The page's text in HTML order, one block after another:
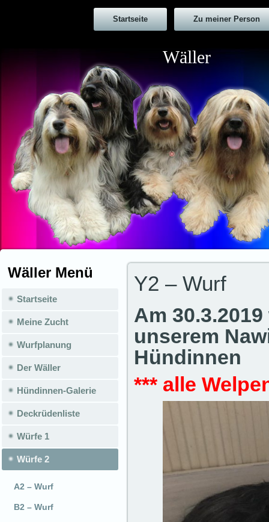
Startseite Zu meiner Person
Wäller
Wäller Menü
Startseite
Meine Zucht
Wurfplanung
Der Wäller
Hündinnen-Galerie
Deckrüdenliste
Würfe 1
Würfe 2
A2 – Wurf
B2 – Wurf
Y2 – Wurf
Am
unserem
Hündinnen
*** alle